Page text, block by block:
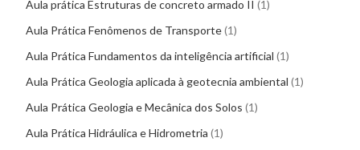
Aula prática Estruturas de concreto armado II 1
Aula Prática Fenômenos de Transporte 1
Aula Prática Fundamentos da inteligência artificial 1
Aula Prática Geologia aplicada à geotecnia ambiental 1
Aula Prática Geologia e Mecânica dos Solos 1
Aula Prática Hidráulica e Hidrometria 1